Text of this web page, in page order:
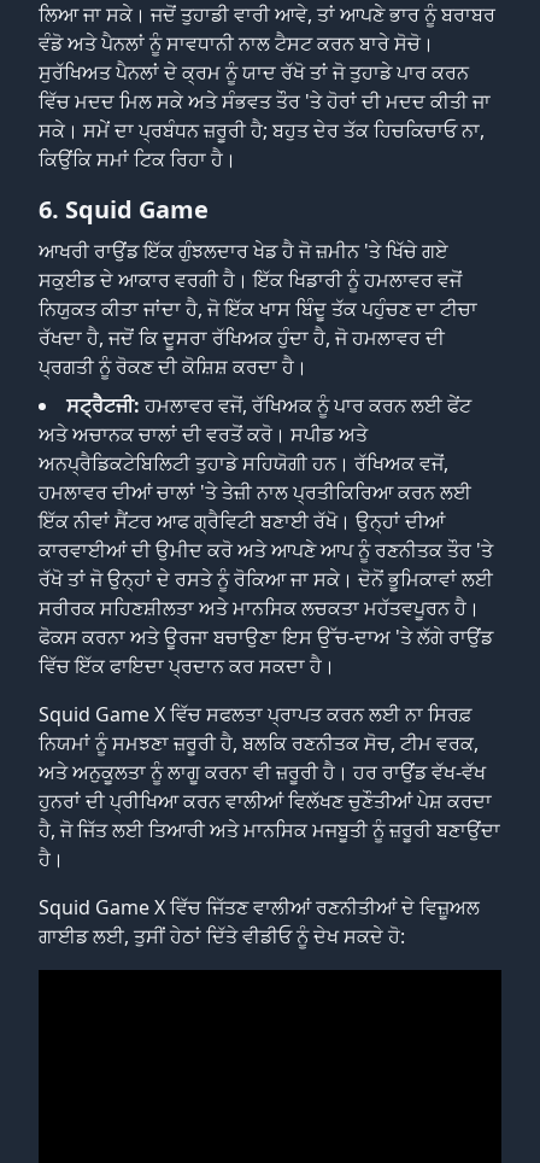
ਲਿਆ ਜਾ ਸਕੇ। ਜਦੋਂ ਤੁਹਾਡੀ ਵਾਰੀ ਆਵੇ, ਤਾਂ ਆਪਣੇ ਭਾਰ ਨੂੰ ਬਰਾਬਰ
ਵੰਡੋ ਅਤੇ ਪੈਨਲਾਂ ਨੂੰ ਸਾਵਧਾਨੀ ਨਾਲ ਟੈਸਟ ਕਰਨ ਬਾਰੇ ਸੋਚੋ।
ਸੁਰੱਖਿਅਤ ਪੈਨਲਾਂ ਦੇ ਕ੍ਰਮ ਨੂੰ ਯਾਦ ਰੱਖੋ ਤਾਂ ਜੋ ਤੁਹਾਡੇ ਪਾਰ ਕਰਨ
ਵਿੱਚ ਮਦਦ ਮਿਲ ਸਕੇ ਅਤੇ ਸੰਭਵਤ ਤੌਰ 'ਤੇ ਹੋਰਾਂ ਦੀ ਮਦਦ ਕੀਤੀ ਜਾ
ਸਕੇ। ਸਮੇਂ ਦਾ ਪ੍ਰਬੰਧਨ ਜ਼ਰੂਰੀ ਹੈ; ਬਹੁਤ ਦੇਰ ਤੱਕ ਹਿਚਕਿਚਾਓ ਨਾ,
ਕਿਉਂਕਿ ਸਮਾਂ ਟਿਕ ਰਿਹਾ ਹੈ।
6. Squid Game
ਆਖਰੀ ਰਾਉਂਡ ਇੱਕ ਗੁੰਝਲਦਾਰ ਖੇਡ ਹੈ ਜੋ ਜ਼ਮੀਨ 'ਤੇ ਖਿੱਚੇ ਗਏ
ਸਕੁਈਡ ਦੇ ਆਕਾਰ ਵਰਗੀ ਹੈ। ਇੱਕ ਖਿਡਾਰੀ ਨੂੰ ਹਮਲਾਵਰ ਵਜੋਂ
ਨਿਯੁਕਤ ਕੀਤਾ ਜਾਂਦਾ ਹੈ, ਜੋ ਇੱਕ ਖਾਸ ਬਿੰਦੂ ਤੱਕ ਪਹੁੰਚਣ ਦਾ ਟੀਚਾ
ਰੱਖਦਾ ਹੈ, ਜਦੋਂ ਕਿ ਦੂਸਰਾ ਰੱਖਿਅਕ ਹੁੰਦਾ ਹੈ, ਜੋ ਹਮਲਾਵਰ ਦੀ
ਪ੍ਰਗਤੀ ਨੂੰ ਰੋਕਣ ਦੀ ਕੋਸ਼ਿਸ਼ ਕਰਦਾ ਹੈ।
ਸਟ੍ਰੈਟਜੀ:ਹਮਲਾਵਰ ਵਜੋਂ, ਰੱਖਿਅਕ ਨੂੰ ਪਾਰ ਕਰਨ ਲਈ ਫੇਂਟ
ਅਤੇ ਅਚਾਨਕ ਚਾਲਾਂ ਦੀ ਵਰਤੋਂ ਕਰੋ। ਸਪੀਡ ਅਤੇ
ਅਨਪ੍ਰੈਡਿਕਟੇਬਿਲਿਟੀ ਤੁਹਾਡੇ ਸਹਿਯੋਗੀ ਹਨ। ਰੱਖਿਅਕ ਵਜੋਂ,
ਹਮਲਾਵਰ ਦੀਆਂ ਚਾਲਾਂ 'ਤੇ ਤੇਜ਼ੀ ਨਾਲ ਪ੍ਰਤੀਕਿਰਿਆ ਕਰਨ ਲਈ
ਇੱਕ ਨੀਵਾਂ ਸੈਂਟਰ ਆਫ ਗ੍ਰੈਵਿਟੀ ਬਣਾਈ ਰੱਖੋ। ਉਨ੍ਹਾਂ ਦੀਆਂ
ਕਾਰਵਾਈਆਂ ਦੀ ਉਮੀਦ ਕਰੋ ਅਤੇ ਆਪਣੇ ਆਪ ਨੂੰ ਰਣਨੀਤਕ ਤੌਰ 'ਤੇ
ਰੱਖੋ ਤਾਂ ਜੋ ਉਨ੍ਹਾਂ ਦੇ ਰਸਤੇ ਨੂੰ ਰੋਕਿਆ ਜਾ ਸਕੇ। ਦੋਨੋਂ ਭੂਮਿਕਾਵਾਂ ਲਈ
ਸਰੀਰਕ ਸਹਿਣਸ਼ੀਲਤਾ ਅਤੇ ਮਾਨਸਿਕ ਲਚਕਤਾ ਮਹੱਤਵਪੂਰਨ ਹੈ।
ਫੋਕਸ ਕਰਨਾ ਅਤੇ ਊਰਜਾ ਬਚਾਉਣਾ ਇਸ ਉੱਚ-ਦਾਅ 'ਤੇ ਲੱਗੇ ਰਾਉਂਡ
ਵਿੱਚ ਇੱਕ ਫਾਇਦਾ ਪ੍ਰਦਾਨ ਕਰ ਸਕਦਾ ਹੈ।
Squid Game X ਵਿੱਚ ਸਫਲਤਾ ਪ੍ਰਾਪਤ ਕਰਨ ਲਈ ਨਾ ਸਿਰਫ਼
ਨਿਯਮਾਂ ਨੂੰ ਸਮਝਣਾ ਜ਼ਰੂਰੀ ਹੈ, ਬਲਕਿ ਰਣਨੀਤਕ ਸੋਚ, ਟੀਮ ਵਰਕ,
ਅਤੇ ਅਨੁਕੂਲਤਾ ਨੂੰ ਲਾਗੂ ਕਰਨਾ ਵੀ ਜ਼ਰੂਰੀ ਹੈ। ਹਰ ਰਾਉਂਡ ਵੱਖ-ਵੱਖ
ਹੁਨਰਾਂ ਦੀ ਪ੍ਰੀਖਿਆ ਕਰਨ ਵਾਲੀਆਂ ਵਿਲੱਖਣ ਚੁਣੌਤੀਆਂ ਪੇਸ਼ ਕਰਦਾ
ਹੈ, ਜੋ ਜਿੱਤ ਲਈ ਤਿਆਰੀ ਅਤੇ ਮਾਨਸਿਕ ਮਜਬੂਤੀ ਨੂੰ ਜ਼ਰੂਰੀ ਬਣਾਉਂਦਾ
ਹੈ।
Squid Game X ਵਿੱਚ ਜਿੱਤਣ ਵਾਲੀਆਂ ਰਣਨੀਤੀਆਂ ਦੇ ਵਿਜ਼ੂਅਲ
ਗਾਈਡ ਲਈ, ਤੁਸੀਂ ਹੇਠਾਂ ਦਿੱਤੇ ਵੀਡੀਓ ਨੂੰ ਦੇਖ ਸਕਦੇ ਹੋ: